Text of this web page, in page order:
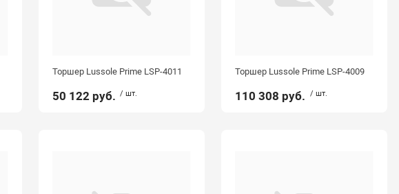
Торшер Lussole Prime LSP-4011
50 122 руб. / шт.
Торшер Lussole Prime LSP-4009
110 308 руб. / шт.